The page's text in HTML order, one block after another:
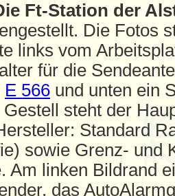
Ft-Station der
Die Fotos
links vom
für die
E 566 und unten ein
steht der
Standard
sowie Grenz- und
Am linken Bildrand
das